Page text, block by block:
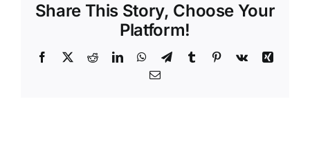
Share This Story, Choose Your
Platform!
Facebook
X RedditLinkedInWhatsApp
TelegramTumblr Pinterest
Vk
Xing
Email